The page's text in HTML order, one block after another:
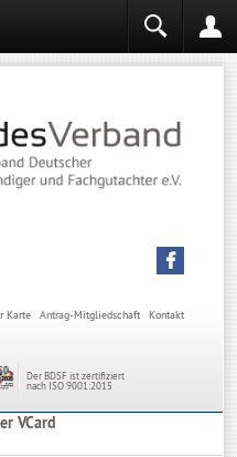
bleiben
Kontakt
Antrag-Mitgliedschaft
Karte
Der BDSF ist zertifiziert
nach ISO 9001:2015
VCard